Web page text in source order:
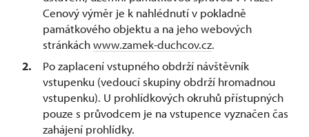
Cenový výměr je k nahlédnutí v pokladně
památkového objektu a na jeho webových
stránkáchwww.zamek-duchcov.cz.
Po zaplacení vstupného obdrží návštěvník
vstupenku (vedoucí skupiny obdrží hromadnou
vstupenku). U prohlídkových okruhů přístupných
pouze s průvodcem je na vstupence vyznačen čas
zahájení prohlídky.